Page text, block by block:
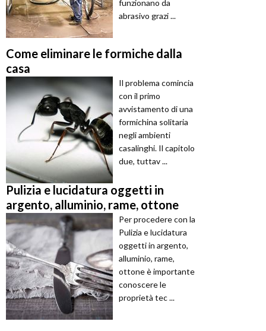
funzionano da
abrasivo grazi ...
Come eliminare le formiche dalla
casa
Il problema comincia
con il primo
avvistamento di una
formichina solitaria
negli ambienti
casalinghi. Il capitolo
due, tuttav ...
Pulizia e lucidatura oggetti in
argento, alluminio, rame, ottone
Per procedere con la
Pulizia e lucidatura
oggetti in argento,
alluminio, rame,
ottone è importante
conoscere le
proprietà tec ...